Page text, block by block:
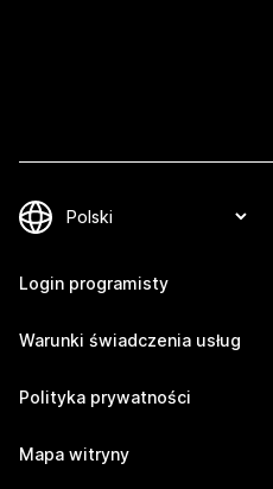
Login programisty
Warunki świadczenia usług
Polityka prywatności
Mapa witryny